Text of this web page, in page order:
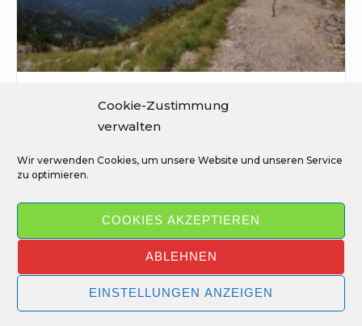
Cookie-Zustimmung
verwalten
Wir verwenden Cookies, um unsere Website und unseren Service
zu optimieren.
COOKIES AKZEPTIEREN
ABLEHNEN
EINSTELLUNGEN ANZEIGEN
Entdeckungen am Hochkar
pflanzenalchemie – Forschungen in der Natur © 2026 ·
Social
Navigation
FacebookTwitterInstagramm
Martina
Instagram
Reinhard
E-
Mail